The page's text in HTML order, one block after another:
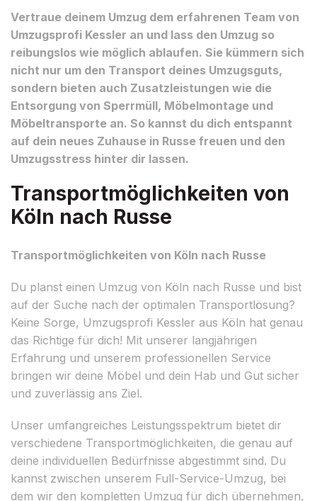
Vertraue deinem Umzug dem erfahrenen Team von
Umzugsprofi Kessler an und lass den Umzug so
reibungslos wie möglich ablaufen. Sie kümmern sich
nicht nur um den Transport deines Umzugsguts,
sondern bieten auch Zusatzleistungen wie die
Entsorgung von Sperrmüll, Möbelmontage und
Möbeltransporte an. So kannst du dich entspannt
auf dein neues Zuhause in Russe freuen und den
Umzugsstress hinter dir lassen.
Transportmöglichkeiten von
Köln nach Russe
Transportmöglichkeiten von Köln nach Russe
Du planst einen Umzug von Köln nach Russe und bist
auf der Suche nach der optimalen Transportlösung?
Keine Sorge, Umzugsprofi Kessler aus Köln hat genau
das Richtige für dich! Mit unserer langjährigen
Erfahrung und unserem professionellen Service
bringen wir deine Möbel und dein Hab und Gut sicher
und zuverlässig ans Ziel.
Unser umfangreiches Leistungsspektrum bietet dir
verschiedene Transportmöglichkeiten, die genau auf
deine individuellen Bedürfnisse abgestimmt sind. Du
kannst zwischen unserem Full-Service-Umzug, bei
dem wir den kompletten Umzug für dich übernehmen,